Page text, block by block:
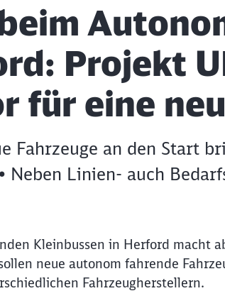
Projekt
für eine
Fahrzeuge an den Start
Neben Linien- auch
Kleinbussen in Herford macht
neue autonom fahrende
Fahrzeugherstellern.